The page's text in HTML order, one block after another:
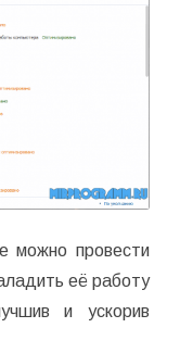
можно провести
её работу
и ускорив